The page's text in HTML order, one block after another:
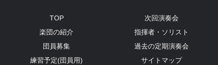
TOP
次回演奏会
楽団の紹介
指揮者・ソリスト
団員募集
過去の定期演奏会
練習予定(団員用)
サイトマップ